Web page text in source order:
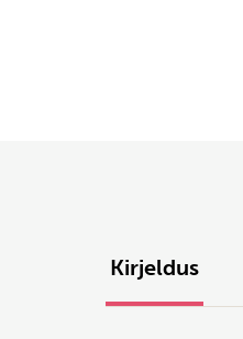
Kirjeldus